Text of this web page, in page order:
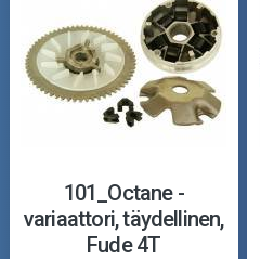
101_Octane -
variaattori, täydellinen,
Fude 4T